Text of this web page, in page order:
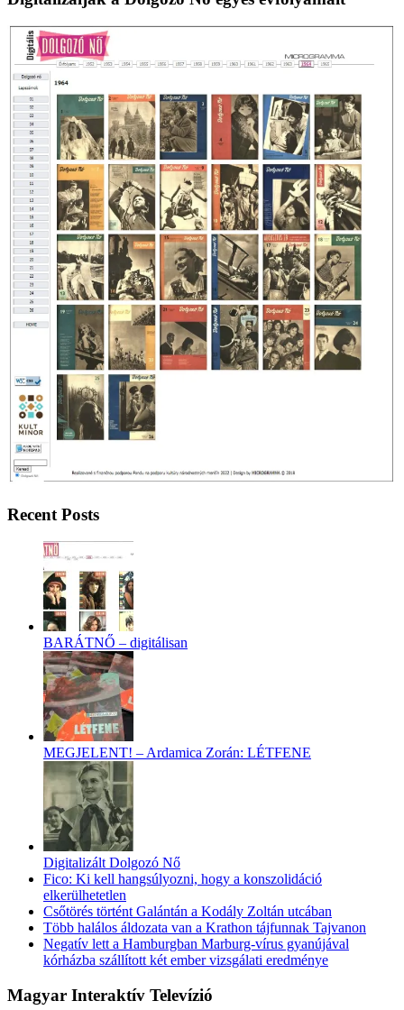
Recent Posts
BARÁTNŐ – digitálisan
MEGJELENT! – Ardamica Zorán: LÉTFENE
Digitalizált Dolgozó Nő
Fico: Ki kell hangsúlyozni, hogy a konszolidáció
elkerülhetetlen
Csőtörés történt Galántán a Kodály Zoltán utcában
Több halálos áldozata van a Krathon tájfunnak Tajvanon
Negatív lett a Hamburgban Marburg-vírus gyanújával
kórházba szállított két ember vizsgálati eredménye
Magyar Interaktív Televízió